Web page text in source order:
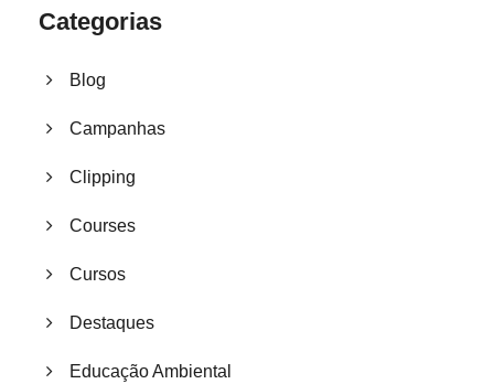
Categorias
Blog
Campanhas
Clipping
Courses
Cursos
Destaques
Educação Ambiental